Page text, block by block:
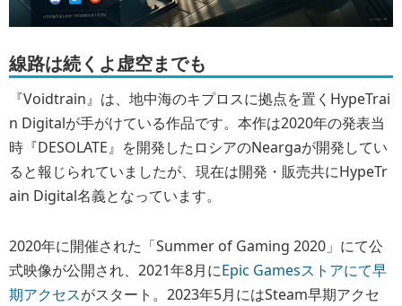
線路は続くよ虚空までも
『Voidtrain』は、地中海のキプロスに拠点を置くHypeTrai
n Digitalが手がけている作品です。本作は2020年の発表当
時『DESOLATE』を開発したロシアのNeargaが開発してい
ると報じられていましたが、現在は開発・販売共にHypeTr
ain Digital名義となっています。
2020年に開催された「Summer of Gaming 2020」にて公
式映像が公開され、2021年8月にEpic Gamesストアにて早
期アクセスがスタート。2023年5月にはSteam早期アクセ